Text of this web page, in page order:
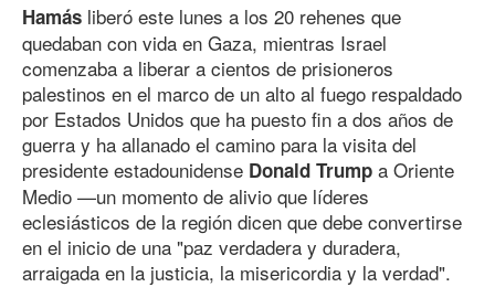
Hamás liberó este lunes a los 20 rehenes que
quedaban con vida en Gaza, mientras Israel
comenzaba a liberar a cientos de prisioneros
palestinos en el marco de un alto al fuego respaldado
por Estados Unidos que ha puesto fin a dos años de
guerra y ha allanado el camino para la visita del
presidente estadounidense Donald Trump a Oriente
Medio —un momento de alivio que líderes
eclesiásticos de la región dicen que debe convertirse
en el inicio de una "paz verdadera y duradera,
arraigada en la justicia, la misericordia y la verdad".